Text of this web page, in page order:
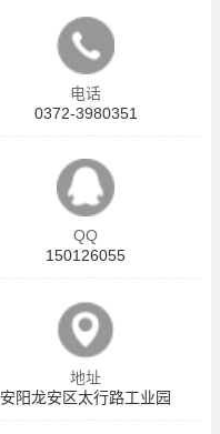
电话
0372-3980351
QQ
150126055
地址
安阳龙安区太行路工业园